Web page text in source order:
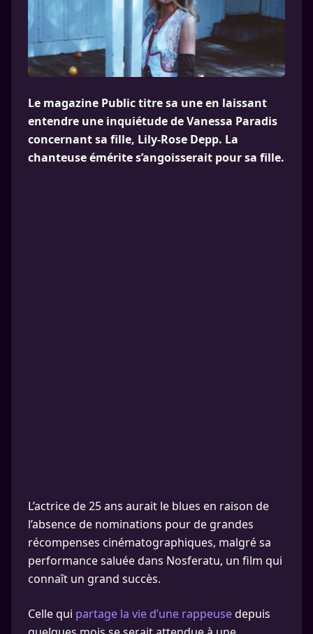
Le magazine Public titre sa une en laissant
entendre une inquiétude de Vanessa Paradis
concernant sa fille, Lily-Rose Depp. La
chanteuse émérite s’angoisserait pour sa fille.
L’actrice de 25 ans aurait le blues en raison de
l’absence de nominations pour de grandes
récompenses cinématographiques, malgré sa
performance saluée dans Nosferatu, un film qui
connaît un grand succès.
Celle qui partage la vie d’une rappeusedepuis